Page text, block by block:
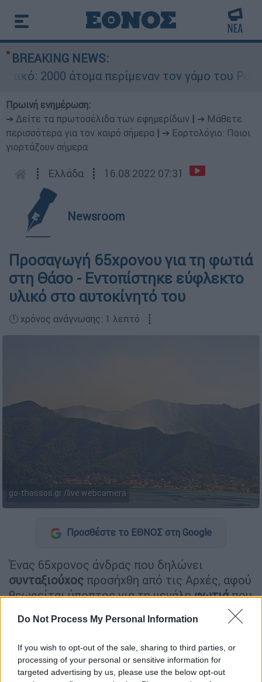
Do Not Process My Personal Information
If you wish to opt-out of the sale, sharing to third parties, or
processing of your personal or sensitive information for
targeted advertising by us, please use the below opt-out
BREAKING NEWS:
2000 άτομα περίμεναν τον γάμο του
Πρωινή ενημέρωση:
➔ Δείτε τα πρωτοσέλιδα των εφημερίδων
➔ Μάθετε
περισσότερα για τον καιρό σήμερα
➔ Εορτολόγιο: Ποιοι
γιορτάζουν σήμερα
┋ Ελλάδα ┋ 16.08.2022 07:31
Newsroom
Προσαγωγή 65χρονου για τη φωτιά
στη Θάσο - Εντοπίστηκε εύφλεκτο
υλικό στο αυτοκίνητό του
🕛 χρόνος ανάγνωσης: 1 λεπτό ┋
go-thassos.gr /live webcamera
Προσθέστε το ΕΘΝΟΣ στη Google
Ένας 65χρονος άνδρας που δηλώνει
συνταξιούχος προσήχθη από τις Αρχές, αφού
θεωρείται ύποπτος για τη μεγάληφωτιά που
. Σύμφωνα
με το ρεπορτάζ της Μίνας Καραμήτρου στο
εύφλεκτο υλικό και φωτοβολίδες, ενώ αυτή
την ώρα εξετάζεται αν θα σχηματιστεί σε